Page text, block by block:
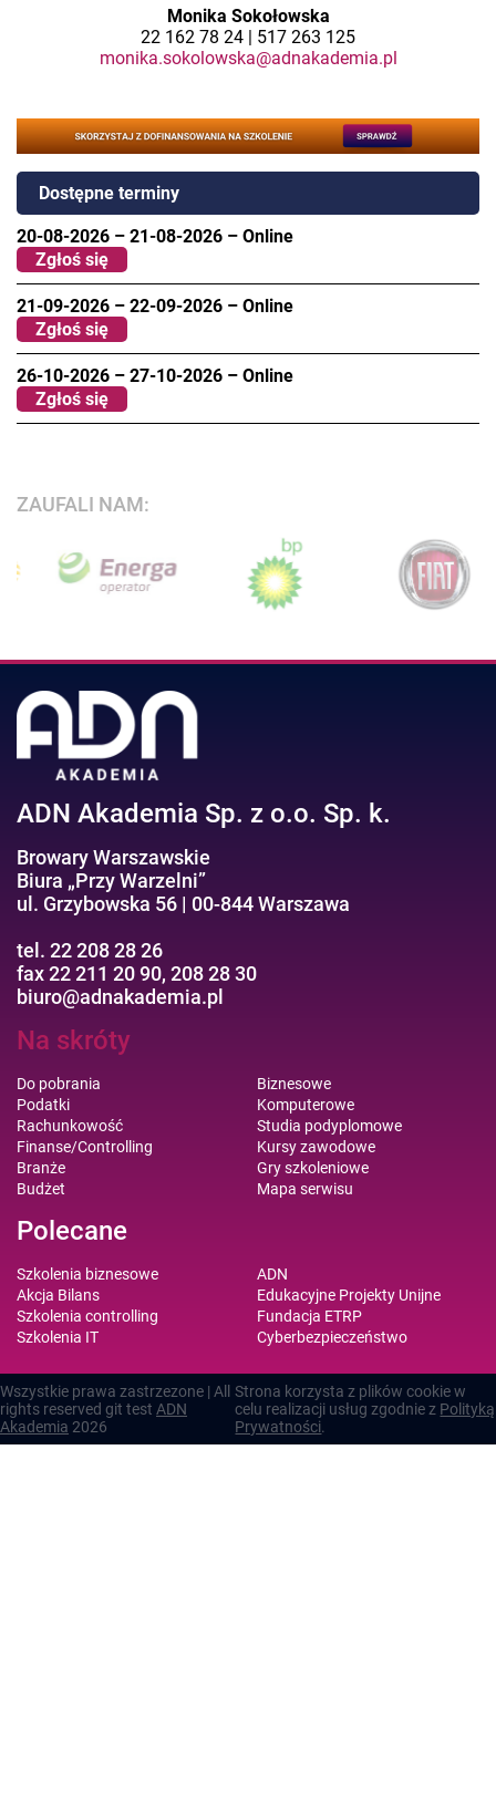
Monika Sokołowska
22 162 78 24 | 517 263 125
monika.sokolowska@adnakademia.pl
Dostępne terminy
20-08-2026 – 21-08-2026 – Online
Zgłoś się
21-09-2026 – 22-09-2026 – Online
Zgłoś się
26-10-2026 – 27-10-2026 – Online
Zgłoś się
ZAUFALI NAM:
ADN Akademia Sp. z o.o. Sp. k.
Browary Warszawskie
Biura „Przy Warzelni”
ul. Grzybowska 56 | 00-844 Warszawa
tel. 22 208 28 26
fax 22 211 20 90, 208 28 30
biuro@adnakademia.pl
Na skróty
Do pobrania
Podatki
Rachunkowość
Finanse/Controlling
Branże
Budżet
Biznesowe
Komputerowe
Studia podyplomowe
Kursy zawodowe
Gry szkoleniowe
Mapa serwisu
Polecane
Szkolenia biznesowe
Akcja Bilans
Szkolenia controlling
Szkolenia IT
ADN
Edukacyjne Projekty Unijne
Fundacja ETRP
Cyberbezpieczeństwo
Wszystkie prawa zastrzezone | All
rights reserved git test ADN
Akademia 2026
Strona korzysta z plików cookie w
celu realizacji usług zgodnie z Polityką
Prywatności.